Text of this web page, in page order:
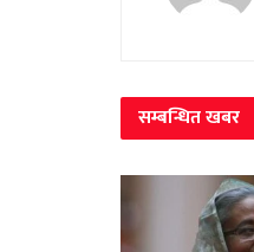
सम्बन्धितखबर